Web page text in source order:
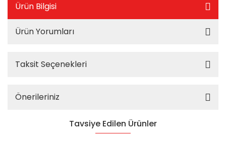
Ürün Bilgisi
Ürün Yorumları
Taksit Seçenekleri
Önerileriniz
Tavsiye Edilen Ürünler